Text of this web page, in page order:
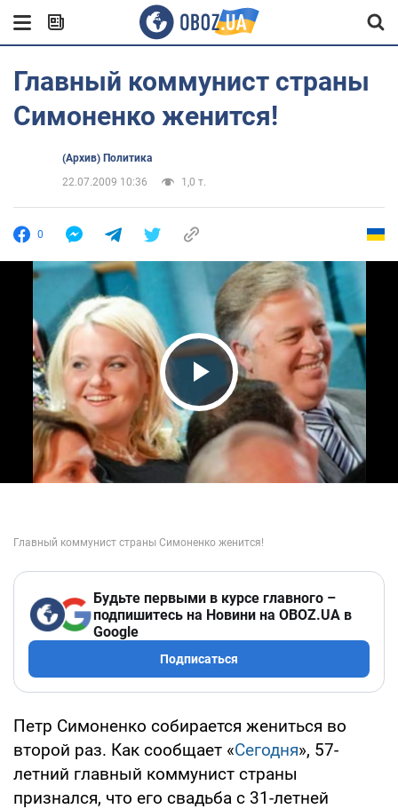
Главный коммунист страны
Симоненко женится!
(Архив) Политика
22.07.2009 10:36
1,0 т.
0
Play Video
Будьте первыми в курсе главного –
подпишитесь на Новини на OBOZ.UA в
Google
Подписаться
Петр Симоненко собирается жениться во
второй раз. Как сообщает «Сегодня», 57-
летний главный коммунист страны
признался, что его свадьба с 31-летней